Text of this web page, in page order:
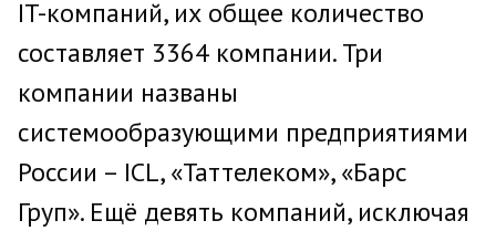
IT-компаний, их общее количество
составляет 3364 компании. Три
компании названы
системообразующими предприятиями
России – ICL, «Таттелеком», «Барс
Груп». Ещё девять компаний, исключая